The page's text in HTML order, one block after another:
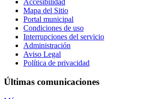
Accesibilidad
Mapa del Sitio
Portal municipal
Condiciones de uso
Interrupciones del servicio
Administración
Aviso Legal
Política de privacidad
Últimas comunicaciones